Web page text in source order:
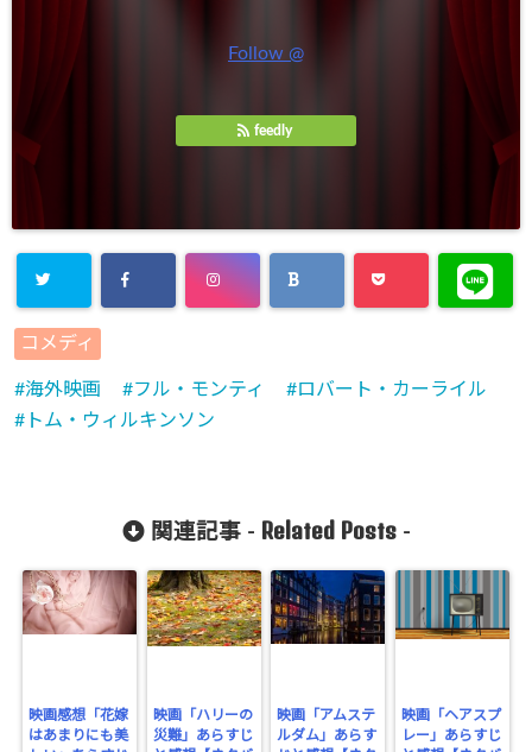
Follow @
feedly
Undefined
array key
flower.com/
public_html
gins/sns-
コメディ
海外映画 フル・モンティ
ロバート・カーライル
トム・ウィルキンソン
関連記事 - Related Posts-
映画感想「花嫁
はあまりにも美
映画「ハリーの
災難」あらすじ
映画「アムステ
ルダム」あらす
映画「ヘアスプ
レー」あらすじ